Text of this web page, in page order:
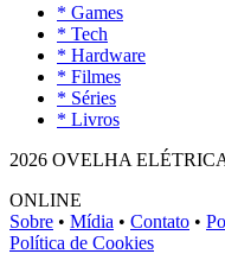
* Games
* Tech
* Hardware
* Filmes
* Séries
* Livros
2026 OVELHA
ONLINE
Sobre • Mídia • Contato •
Política de Cookies